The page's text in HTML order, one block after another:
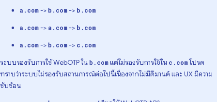
a.com-> b.com-> b.com
a.com-> a.com-> b.com
a.com-> b.com-> c.com
ระบบรองรับการใช้ WebOTP ใน b.comแต่ไม่รองรับการใช้ใน c.comโปรด
ทราบว่าระบบไม่รองรับสถานการณ์ต่อไปนี้เนื่องจากไม่มีดีมานด์ และ UX มีความ
ซับซ้อน